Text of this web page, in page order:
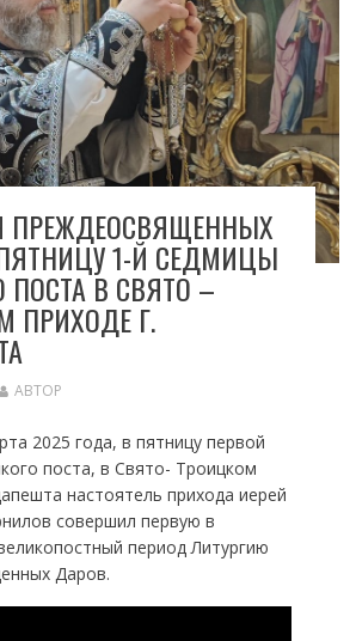
ПРЕЖДЕОСВЯЩЕННЫХ
1-Й СЕДМИЦЫ
ПОСТА В СВЯТО –
ПРИХОДЕ Г.
АВТОР
2025 года, в пятницу первой
поста, в Свято- Троицком
настоятель прихода иерей
совершил первую в
период Литургию
Даров.